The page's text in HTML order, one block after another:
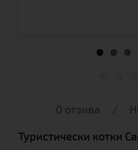
0 отзива /
Туристически котки